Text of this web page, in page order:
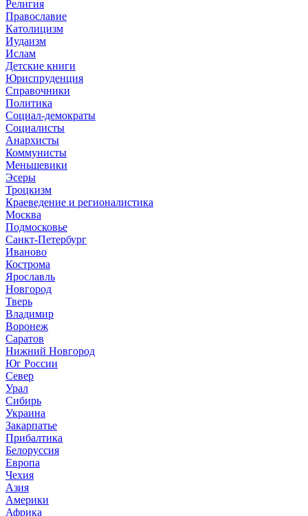
Религия
Православие
Католицизм
Иудаизм
Ислам
Детские книги
Юриспруденция
Справочники
Политика
Социал-демократы
Социалисты
Анархисты
Коммунисты
Меньшевики
Эсеры
Троцкизм
Краеведение и регионалистика
Москва
Подмосковье
Санкт-Петербург
Иваново
Кострома
Ярославль
Новгород
Тверь
Владимир
Воронеж
Саратов
Нижний Новгород
Юг России
Север
Урал
Сибирь
Украина
Закарпатье
Прибалтика
Белоруссия
Европа
Чехия
Азия
Америки
Африка